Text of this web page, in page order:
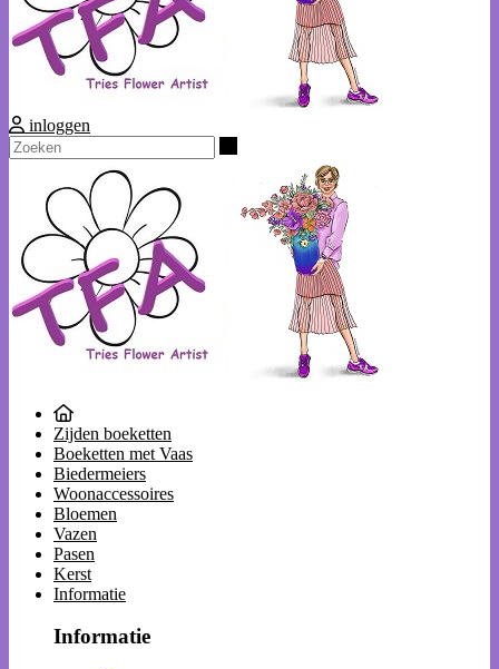
inloggen
Zijden boeketten
Boeketten met Vaas
Biedermeiers
Woonaccessoires
Bloemen
Vazen
Pasen
Kerst
Informatie
Informatie